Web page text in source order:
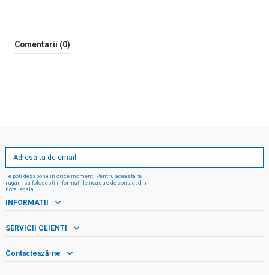
Comentarii (0)
Te poti dezabona in orice moment. Pentru aceasta te
rugam sa folosesti informatiile noastre de contact din
nota legala.
INFORMATII
SERVICII CLIENTI
Contactează-ne